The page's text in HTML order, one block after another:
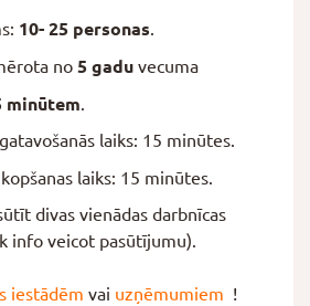
10- 25 personas.
no 5 gadu vecuma
minūtem
laiks: 15 minūtes.
laiks: 15 minūtes.
divas vienādas darbnīcas
info veicot pasūtījumu).
iestādēm vai uzņēmumiem !